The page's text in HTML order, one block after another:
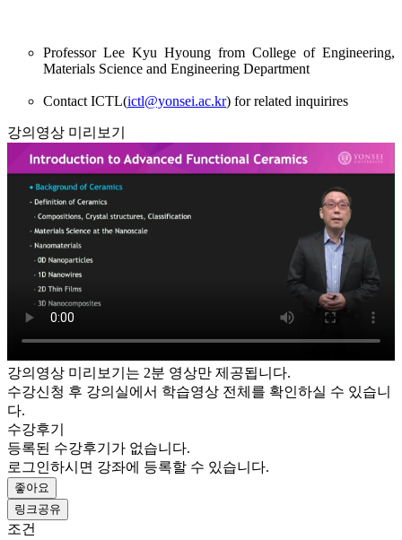
Professor Lee Kyu Hyoung from College of Engineering,
Materials Science and Engineering Department
Contact ICTL(ictl@yonsei.ac.kr) for related inquirires
강의영상 미리보기
강의영상 미리보기는 2분 영상만 제공됩니다.
수강신청 후 강의실에서 학습영상 전체를 확인하실 수 있습니
다.
수강후기
등록된 수강후기가 없습니다.
로그인하시면 강좌에 등록할 수 있습니다.
좋아요
링크공유
조건